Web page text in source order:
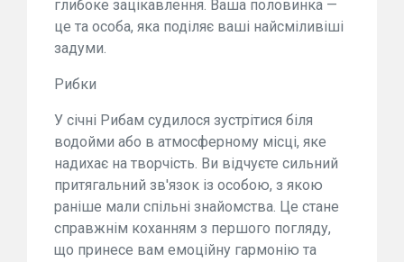
глибоке зацікавлення. Ваша половинка —
це та особа, яка поділяє ваші найсміливіші
задуми.
Рибки
У січні Рибам судилося зустрітися біля
водойми або в атмосферному місці, яке
надихає на творчість. Ви відчуєте сильний
притягальний зв'язок із особою, з якою
раніше мали спільні знайомства. Це стане
справжнім коханням з першого погляду,
що принесе вам емоційну гармонію та